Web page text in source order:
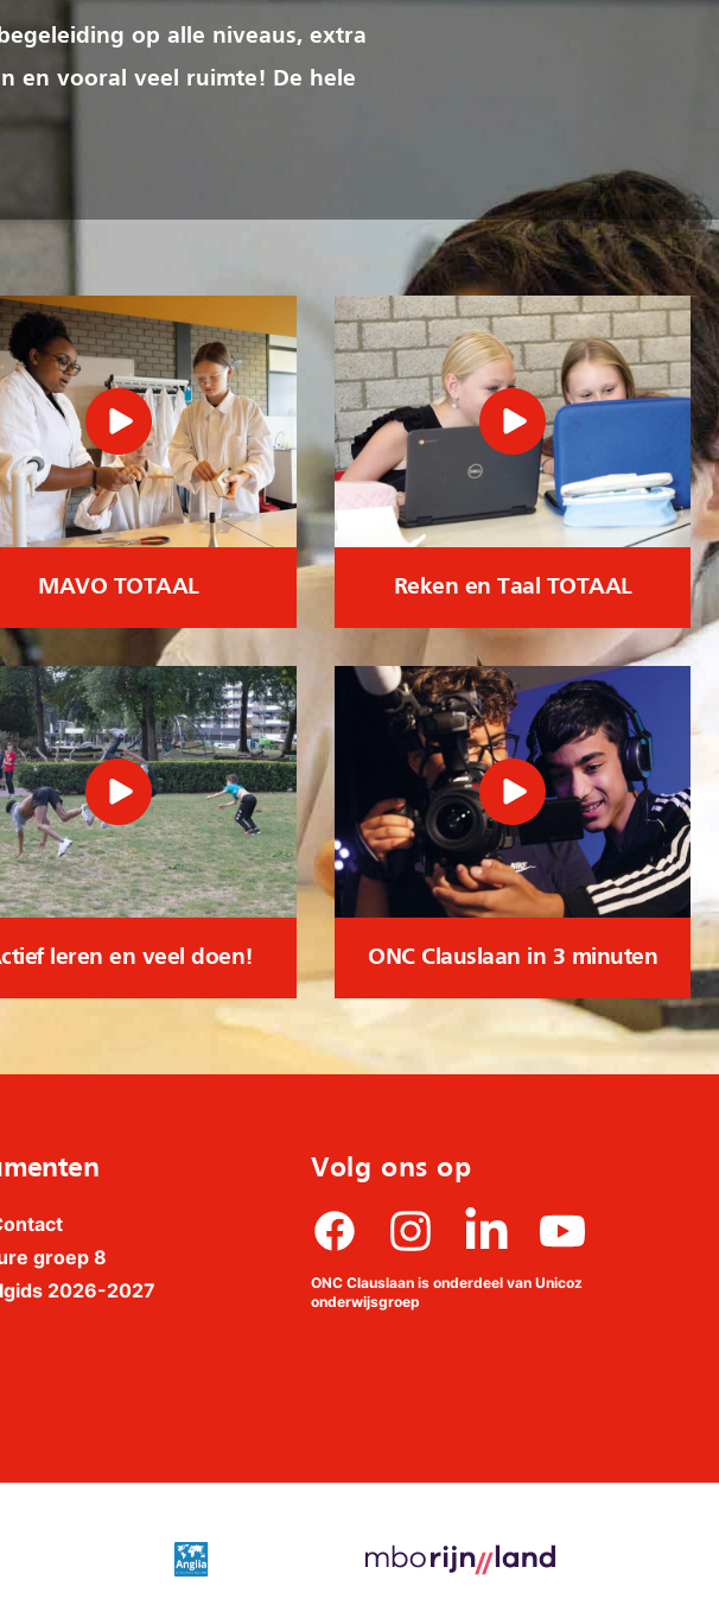
op alle niveaus, extra
en vooral veel ruimte! De hele
MAVO TOTAAL Reken en Taal TOTAAL
leren en veel doen! ONC Clauslaan in 3 minuten
groep 8
2026-2027
Volg ons op
FacebookInstagram Youtube
ONC Clauslaan is onderdeel van Unicoz
onderwijsgroep